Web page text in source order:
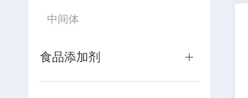
中间体
食品添加剂